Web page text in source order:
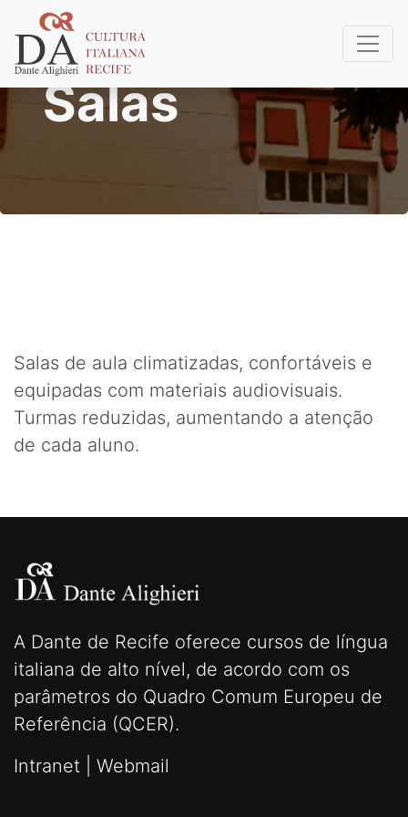
Salas
Salas de aula climatizadas, confortáveis e
equipadas com materiais audiovisuais.
Turmas reduzidas, aumentando a atenção
de cada aluno.
A Dante de Recife oferece cursos de língua
italiana de alto nível, de acordo com os
parâmetros do Quadro Comum Europeu de
Referência (QCER).
Intranet
Webmail